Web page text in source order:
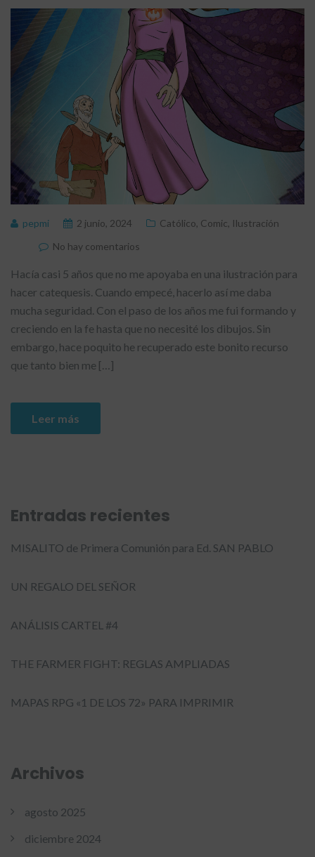
pepmi 2 junio, 2024 Católico Comic Ilustración
No hay comentarios
Hacía casi 5 años que no me apoyaba en una ilustración para
hacer catequesis. Cuando empecé, hacerlo así me daba
mucha seguridad. Con el paso de los años me fui formando y
creciendo en la fe hasta que no necesité los dibujos. Sin
embargo, hace poquito he recuperado este bonito recurso
que tanto bien me […]
Leer más
Entradas recientes
MISALITO de Primera Comunión para Ed. SAN PABLO
UN REGALO DEL SEÑOR
ANÁLISIS CARTEL #4
THE FARMER FIGHT: REGLAS AMPLIADAS
MAPAS RPG «1 DE LOS 72» PARA IMPRIMIR
Archivos
agosto 2025
diciembre 2024